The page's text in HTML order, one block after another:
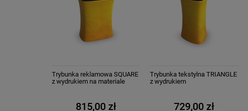
Trybunka reklamowa SQUARE
z wydrukiem na materiale
815,00 zł
Trybunka tekstylna TRIANGLE
z wydrukiem
729,00 zł